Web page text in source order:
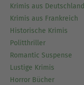
Krimis aus Deutschland
Krimis aus Frankreich
Historische Krimis
Politthriller
Romantic Suspense
Lustige Krimis
Horror Bücher